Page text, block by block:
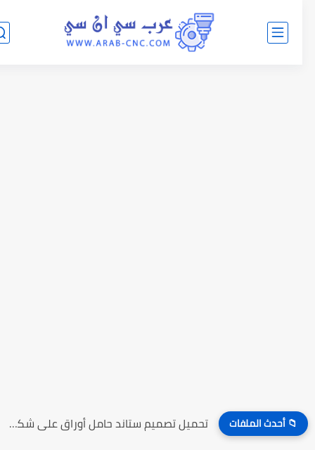
📁 أحدث الملفات تحميل تصميم ستاند حامل أوراق على شكل راقصين الباليه